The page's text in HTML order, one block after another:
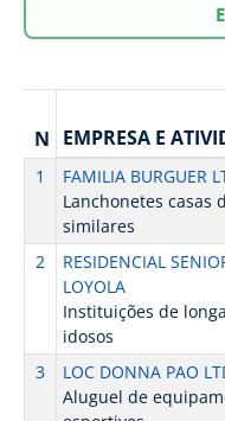
N EMPRESA E
1
FAMILIA BURGUER
Lanchonetes casas
similares
2
RESIDENCIAL
LOYOLA
Instituições de
idosos
3
LOC DONNA PAO
Aluguel de